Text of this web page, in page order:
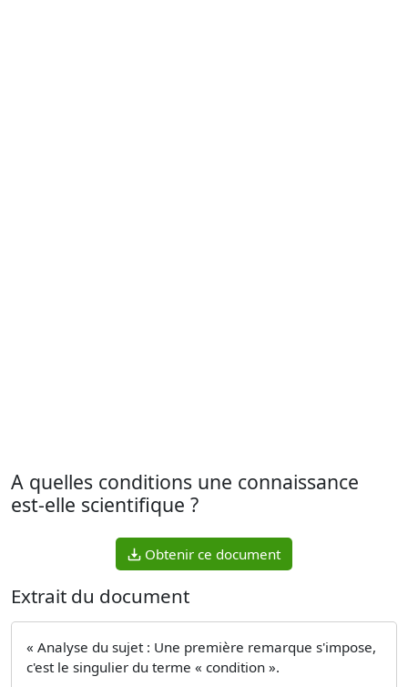
A quelles conditions une connaissance
est-elle scientifique ?
Obtenir ce document
Extrait du document
« Analyse du sujet : Une première remarque s'impose,
c'est le singulier du terme « condition ».